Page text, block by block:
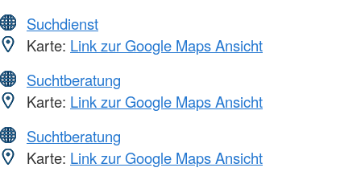
Suchdienst
Karte: Link zur Google Maps Ansicht
Suchtberatung
Karte: Link zur Google Maps Ansicht
Suchtberatung
Karte: Link zur Google Maps Ansicht